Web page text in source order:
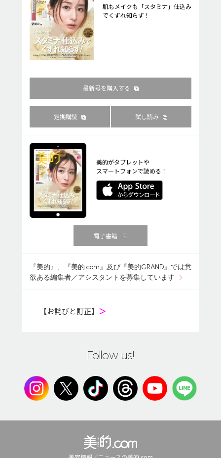
肌もメイクも「スタミナ」仕込み
でくずれ知らず！
最新号を購入する
定期購読 試し読み
美的がタブレットや
スマートフォンで読める！
電子書籍
『美的』、『美的.com』及び『美的GRAND』では意
欲ある編集者／アシスタントを募集しています
【お詫びと訂正】 ＞
Follow us!